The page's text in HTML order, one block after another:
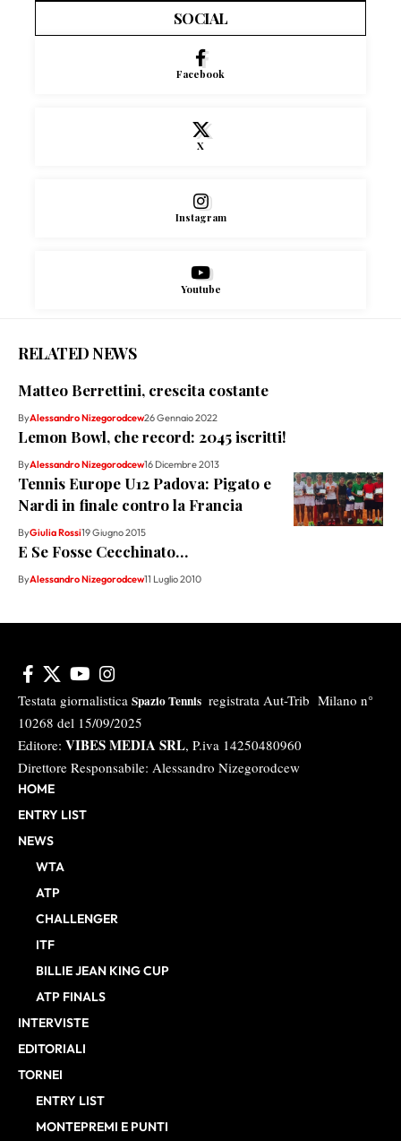
SOCIAL
Facebook
X
Instagram
Youtube
RELATED NEWS
Matteo Berrettini, crescita costante
ByAlessandro Nizegorodcew26 Gennaio 2022
Lemon Bowl, che record: 2045 iscritti!
ByAlessandro Nizegorodcew16 Dicembre 2013
Tennis Europe U12 Padova: Pigato e
Nardi in finale contro la Francia
ByGiulia Rossi19 Giugno 2015
E Se Fosse Cecchinato…
ByAlessandro Nizegorodcew11 Luglio 2010
Testata giornalistica Spazio Tennis registrata Aut-Trib Milano n°
10268 del 15/09/2025
Editore: VIBES MEDIA SRL, P.iva 14250480960
Direttore Responsabile: Alessandro Nizegorodcew
HOME
ENTRY LIST
NEWS
WTA
ATP
CHALLENGER
ITF
BILLIE JEAN KING CUP
ATP FINALS
INTERVISTE
EDITORIALI
TORNEI
ENTRY LIST
MONTEPREMI E PUNTI